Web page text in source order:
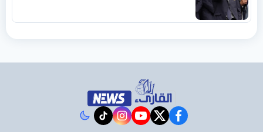
facebook
twitter
youtube
instagram
tiktok